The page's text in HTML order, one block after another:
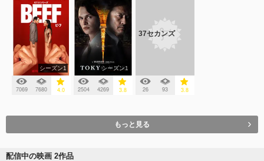
シーズン1
7069 7680 4.0
シーズン1
2504 4269 3.8
37セカンズ
26 93 3.8
もっと見る
配信中の映画 2作品